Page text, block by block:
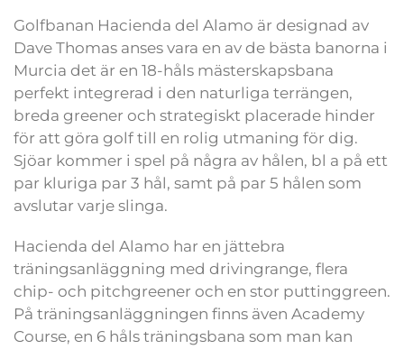
Golfbanan Hacienda del Alamo är designad av
Dave Thomas anses vara en av de bästa banorna i
Murcia det är en 18-håls mästerskapsbana
perfekt integrerad i den naturliga terrängen,
breda greener och strategiskt placerade hinder
för att göra golf till en rolig utmaning för dig.
Sjöar kommer i spel på några av hålen, bl a på ett
par kluriga par 3 hål, samt på par 5 hålen som
avslutar varje slinga.
Hacienda del Alamo har en jättebra
träningsanläggning med drivingrange, flera
chip- och pitchgreener och en stor puttinggreen.
På träningsanläggningen finns även Academy
Course, en 6 håls träningsbana som man kan